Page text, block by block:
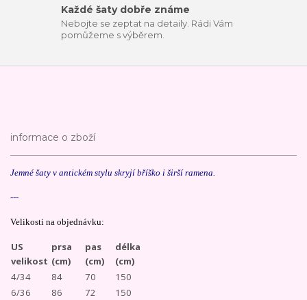
Každé šaty dobře známe
Nebojte se zeptat na detaily. Rádi Vám
pomůžeme s výběrem.
informace o zboží
Jemné šaty v antickém stylu skryjí bříško i širší ramena.
---
Velikosti na objednávku:
US
velikost
prsa
(cm)
pas
(cm)
délka
(cm)
4/34
84 70
150
6/36
86 72
150